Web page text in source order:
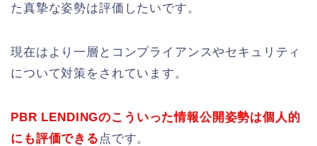
た真摯な姿勢は評価したいです。
現在はより一層とコンプライアンスやセキュリティ
について対策をされています。
PBR LENDINGのこういった情報公開姿勢は個人的
にも評価できる 点です。